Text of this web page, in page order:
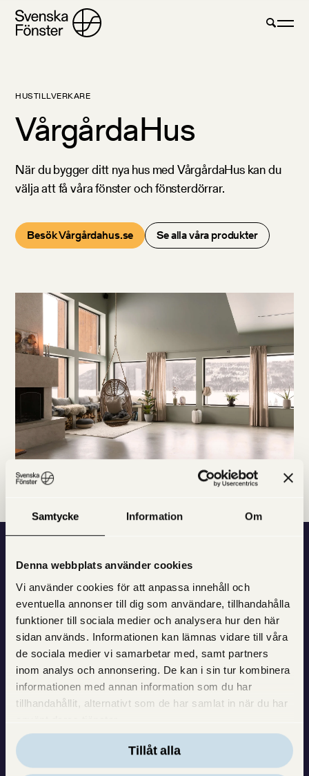
Samtycke Information Om
Denna webbplats använder cookies
Vi använder cookies för att anpassa innehåll och
eventuella annonser till dig som användare, tillhandahålla
funktioner till sociala medier och analysera hur den här
sidan används. Informationen kan lämnas vidare till våra
de sociala medier vi samarbetar med, samt partners
inom analys och annonsering. De kan i sin tur kombinera
informationen med annan information som du har
tillhandahållit, alternativt som de har samlat in när du har
Tillåt alla
HUSTILLVERKARE
VårgårdaHus
När du bygger ditt nya hus med VårgårdaHus kan du
välja att få våra fönster och fönsterdörrar.
Besök Vårgårdahus.se Se alla våra produkter
Vi bygger fönster — men
också tillit och förtroende.
Varje dag bidrar vi till att
göra människors vardag
ljusare och vackrare
VÅRA PRODUKTER